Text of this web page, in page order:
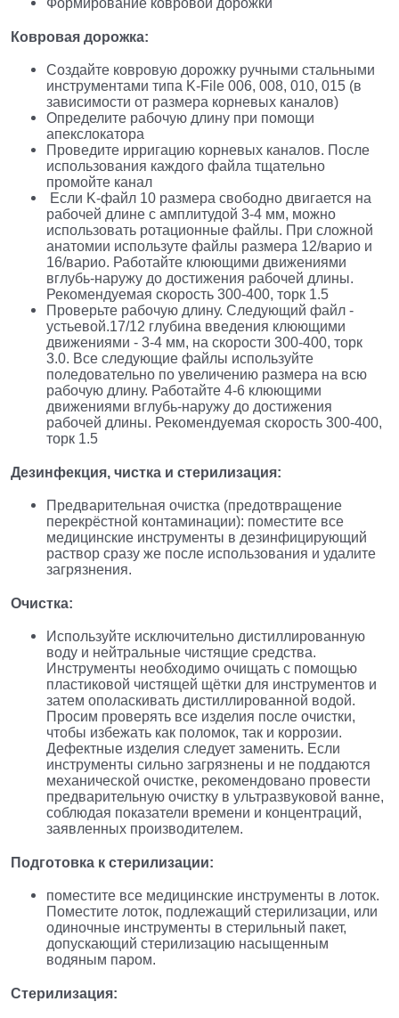
Формирование ковровой дорожки
Ковровая дорожка:
Создайте ковровую дорожку ручными стальными
инструментами типа K-File 006, 008, 010, 015 (в
зависимости от размера корневых каналов)
Определите рабочую длину при помощи
апекслокатора
Проведите ирригацию корневых каналов. После
использования каждого файла тщательно
промойте канал
Если K-файл 10 размера свободно двигается на
рабочей длине с амплитудой 3-4 мм, можно
использовать ротационные файлы. При сложной
анатомии используте файлы размера 12/варио и
16/варио. Работайте клюющими движениями
вглубь-наружу до достижения рабочей длины.
Рекомендуемая скорость 300-400, торк 1.5
Проверьте рабочую длину. Следующий файл -
устьевой.17/12 глубина введения клюющими
движениями - 3-4 мм, на скорости 300-400, торк
3.0. Все следующие файлы используйте
поледовательно по увеличению размера на всю
рабочую длину. Работайте 4-6 клюющими
движениями вглубь-наружу до достижения
рабочей длины. Рекомендуемая скорость 300-400,
торк 1.5
Дезинфекция, чистка и стерилизация:
Предварительная очистка (предотвращение
перекрёстной контаминации): поместите все
медицинские инструменты в дезинфицирующий
раствор сразу же после использования и удалите
загрязнения.
Очистка:
Используйте исключительно дистиллированную
воду и нейтральные чистящие средства.
Инструменты необходимо очищать с помощью
пластиковой чистящей щётки для инструментов и
затем ополаскивать дистиллированной водой.
Просим проверять все изделия после очистки,
чтобы избежать как поломок, так и коррозии.
Дефектные изделия следует заменить. Если
инструменты сильно загрязнены и не поддаются
механической очистке, рекомендовано провести
предварительную очистку в ультразвуковой ванне,
соблюдая показатели времени и концентраций,
заявленных производителем.
Подготовка к стерилизации:
поместите все медицинские инструменты в лоток.
Поместите лоток, подлежащий стерилизации, или
одиночные инструменты в стерильный пакет,
допускающий стерилизацию насыщенным
водяным паром.
Стерилизация: